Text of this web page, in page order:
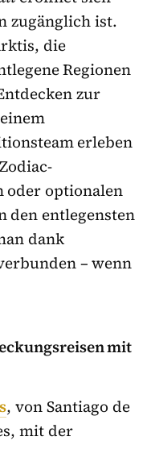
zugänglich ist.
die
Regionen
zur
erleben
oder optionalen
den entlegensten
dank
– wenn
mit
, von Santiago de
mit der